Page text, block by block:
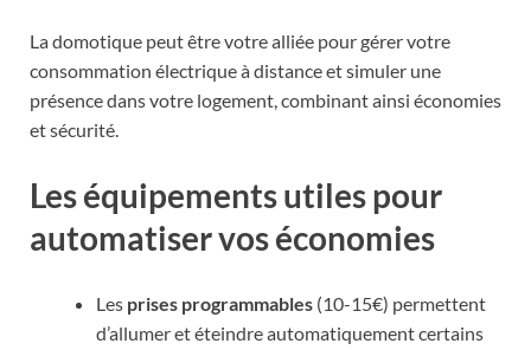
La domotique peut être votre alliée pour gérer votre
consommation électrique à distance et simuler une
présence dans votre logement, combinant ainsi économies
et sécurité.
Les équipements utiles pour
automatiser vos économies
Les prises programmables (10-15€) permettent
d’allumer et éteindre automatiquement certains